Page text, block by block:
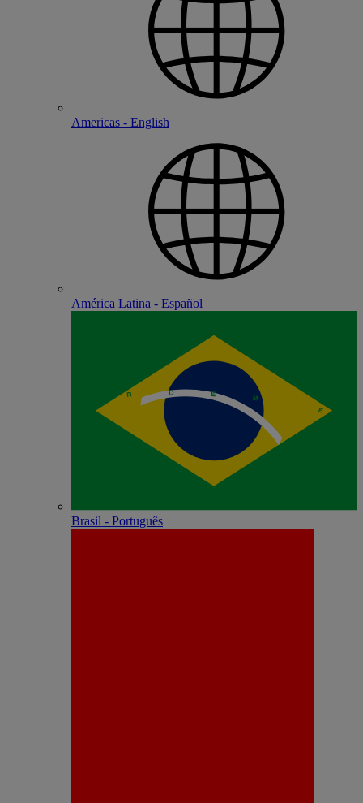
Americas - English
América Latina - Español
Brasil - Português